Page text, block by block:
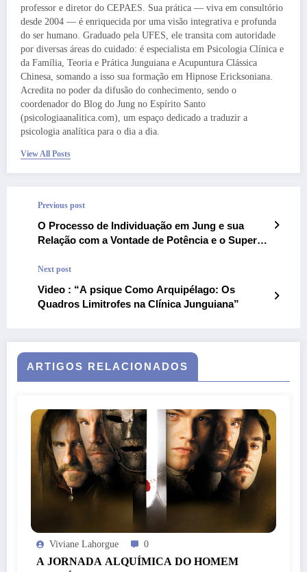
professor e diretor do CEPAES. Sua prática — viva em consultório
desde 2004 — é enriquecida por uma visão integrativa e profunda
do ser humano. Graduado pela UFES, ele transita com autoridade
por diversas áreas do cuidado: é especialista em Psicologia Clínica e
da Família, Teoria e Prática Junguiana e Acupuntura Clássica
Chinesa, somando a isso sua formação em Hipnose Ericksoniana.
Acredita no poder da difusão do conhecimento, sendo o
coordenador do Blog do Jung no Espírito Santo
(psicologiaanalitica.com), um espaço dedicado a traduzir a
psicologia analítica para o dia a dia.
View All Posts
Previous post
O Processo de Individuação em Jung e sua
Relação com a Vontade de Potência e o Super-
Next post
Video : “A psique Como Arquipélago: Os
Quadros Limitrofes na Clínica Junguiana”
ARTIGOS RELACIONADOS
Viviane Lahorgue 0
A JORNADA ALQUÍMICA DO HOMEM